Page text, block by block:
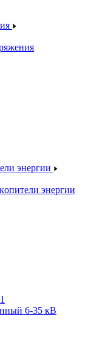
энергии
энергии
6-35 кВ